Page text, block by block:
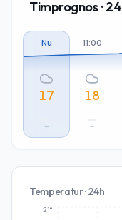
Timprognos ·
Nu
17
–
11:00
18
–
Temperatur · 24h
21°